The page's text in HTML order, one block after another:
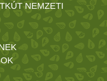
NEMZETI